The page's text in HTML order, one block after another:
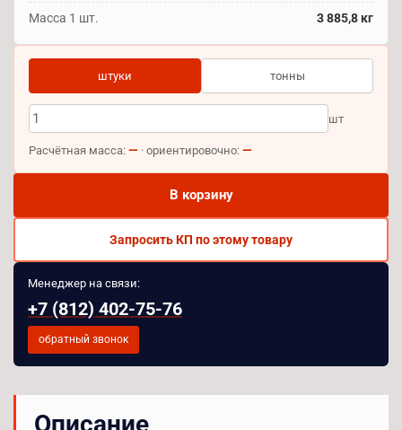
Масса 1 шт. 3 885,8 кг
штуки тонны
шт
Расчётная масса: — · ориентировочно: —
В корзину
Запросить КП по этому товару
Менеджер на связи:
+7 (812) 402-75-76
обратный звонок